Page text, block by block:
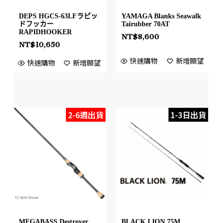
DEPS HGCS-63LFラピッ
ドフッカー
RAPIDHOOKER
NT$10,650
快速購物 新增願望
YAMAGA Blanks Seawalk
Tairubber 70AT
NT$8,600
快速購物 新增願望
2-6週出貨 1-3日出貨